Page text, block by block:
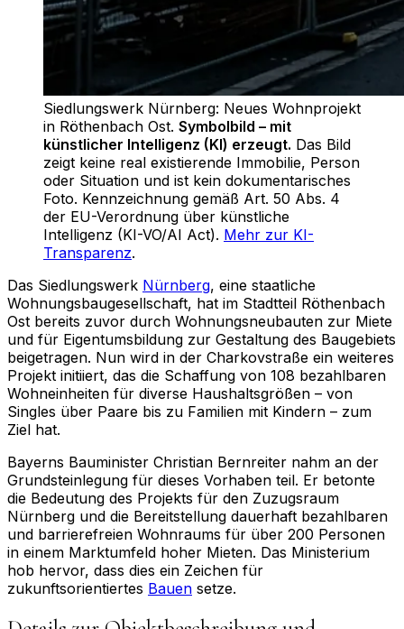
Siedlungswerk Nürnberg: Neues Wohnprojekt
in Röthenbach Ost. Symbolbild – mit
künstlicher Intelligenz (KI) erzeugt. Das Bild
zeigt keine real existierende Immobilie, Person
oder Situation und ist kein dokumentarisches
Foto. Kennzeichnung gemäß Art. 50 Abs. 4
der EU-Verordnung über künstliche
Intelligenz (KI-VO/AI Act). Mehr zur KI-
Transparenz.
Das Siedlungswerk Nürnberg, eine staatliche
Wohnungsbaugesellschaft, hat im Stadtteil Röthenbach
Ost bereits zuvor durch Wohnungsneubauten zur Miete
und für Eigentumsbildung zur Gestaltung des Baugebiets
beigetragen. Nun wird in der Charkovstraße ein weiteres
Projekt initiiert, das die Schaffung von 108 bezahlbaren
Wohneinheiten für diverse Haushaltsgrößen – von
Singles über Paare bis zu Familien mit Kindern – zum
Ziel hat.
Bayerns Bauminister Christian Bernreiter nahm an der
Grundsteinlegung für dieses Vorhaben teil. Er betonte
die Bedeutung des Projekts für den Zuzugsraum
Nürnberg und die Bereitstellung dauerhaft bezahlbaren
und barrierefreien Wohnraums für über 200 Personen
in einem Marktumfeld hoher Mieten. Das Ministerium
hob hervor, dass dies ein Zeichen für
zukunftsorientiertes Bauen setze.